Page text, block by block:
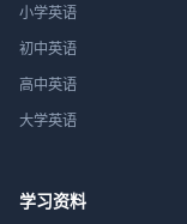
小学英语
初中英语
高中英语
大学英语
学习资料